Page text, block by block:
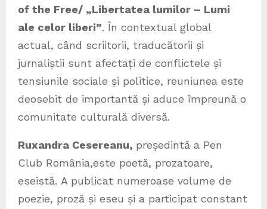
of the Free/ „Libertatea lumilor – Lumi
ale celor liberi”. În contextual global
actual, când scriitorii, traducătorii și
jurnaliștii sunt afectați de conflictele și
tensiunile sociale și politice, reuniunea este
deosebit de importantă și aduce împreună o
comunitate culturală diversă.
Ruxandra Cesereanu, președintă a Pen
Club România,este poetă, prozatoare,
eseistă. A publicat numeroase volume de
poezie, proză și eseu și a participat constant